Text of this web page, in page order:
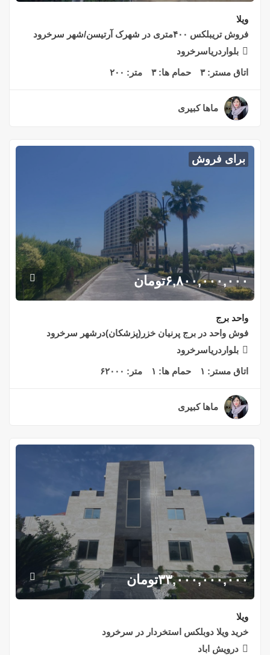
ویلا
فروش تریبلکس ۴۰۰متری در شهرک آرتیسن/شهر سرخرود
بلواردریاسرخرود
اتاق مستر:۳ حمام ها:۳ متر: ۲۰۰
ماها کبیری
برای فروش
۶,۸۰۰,۰۰۰,۰۰۰تومان
واحد برج
فوش واحد در برج پرنیان خزر(پزشکان)درشهر سرخرود
بلواردریاسرخرود
اتاق مستر: ۱ حمام ها: ۱ متر: ۶۲۰۰۰
ماها کبیری
۳۳,۰۰۰,۰۰۰,۰۰۰تومان
ویلا
خريد ويلا دوبلكس استخردار در سرخرود
درويش اباد